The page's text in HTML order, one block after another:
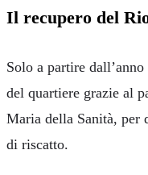
Il recupero del
Solo a partire
del quartiere grazie al
Maria della Sanità, per
di riscatto.